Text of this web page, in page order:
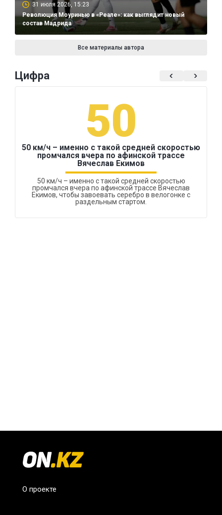
31 июля 2026, 15:23
Революция Моуринью в «Реале»: как выглядит новый
состав Мадрида
Все материалы автора
Цифра
50
50 км/ч – именно с такой средней скоростью
промчался вчера по афинской трассе
Вячеслав Екимов
50 км/ч – именно с такой средней скоростью
промчался вчера по афинской трассе Вячеслав
Екимов, чтобы завоевать серебро в велогонке с
раздельным стартом.
О проекте